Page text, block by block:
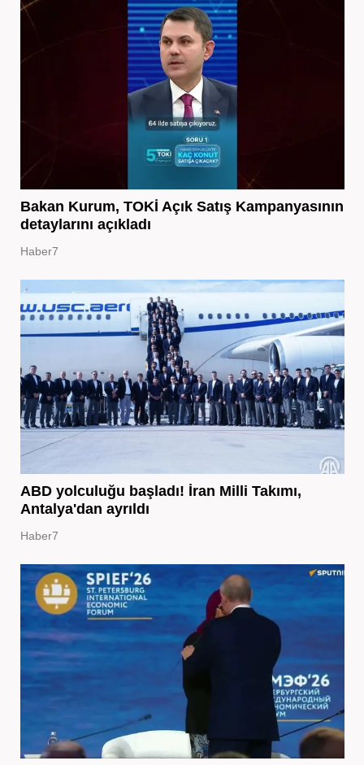
Bakan Kurum, TOKİ Açık Satış Kampanyasının
detaylarını açıkladı
Haber7
ABD yolculuğu başladı! İran Milli Takımı,
Antalya'dan ayrıldı
Haber7